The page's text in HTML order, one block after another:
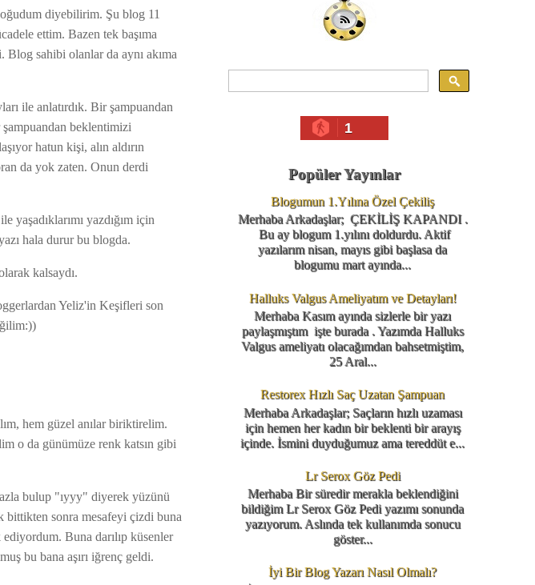
diyebilirim. Şu blog 11
ettim. Bazen tek başıma
Blog sahibi olanlar da aynı akıma
ile anlatırdık. Bir şampuandan
beklentimizi
hatun kişi, alın aldırın
da yok zaten. Onun derdi
yazdığım için
hala durur bu blogda.
kalsaydı.
Yeliz'in Keşifleri son
hem güzel anılar biriktirelim.
o da günümüze renk katsın gibi
bulup "ıyyy" diyerek yüzünü
bittikten sonra mesafeyi çizdi buna
Buna darılıp küsenler
bu bana aşırı iğrenç geldi.
1
Popüler Yayınlar
Blogumun 1.Yılına Özel Çekiliş
Merhaba Arkadaşlar; ÇEKİLİŞ KAPANDI .
Bu ay blogum 1.yılını doldurdu. Aktif
yazılarım nisan, mayıs gibi başlasa da
blogumu mart ayında...
Halluks Valgus Ameliyatım ve Detayları!
Merhaba Kasım ayında sizlerle bir yazı
paylaşmıştım işte burada . Yazımda Halluks
Valgus ameliyatı olacağımdan bahsetmiştim,
25 Aral...
Restorex Hızlı Saç Uzatan Şampuan
Merhaba Arkadaşlar; Saçların hızlı uzaması
için hemen her kadın bir beklenti bir arayış
içinde. İsmini duyduğumuz ama tereddüt e...
Lr Serox Göz Pedi
Merhaba Bir süredir merakla beklendiğini
bildiğim Lr Serox Göz Pedi yazımı sonunda
yazıyorum. Aslında tek kullanımda sonucu
göster...
İyi Bir Blog Yazarı Nasıl Olmalı?